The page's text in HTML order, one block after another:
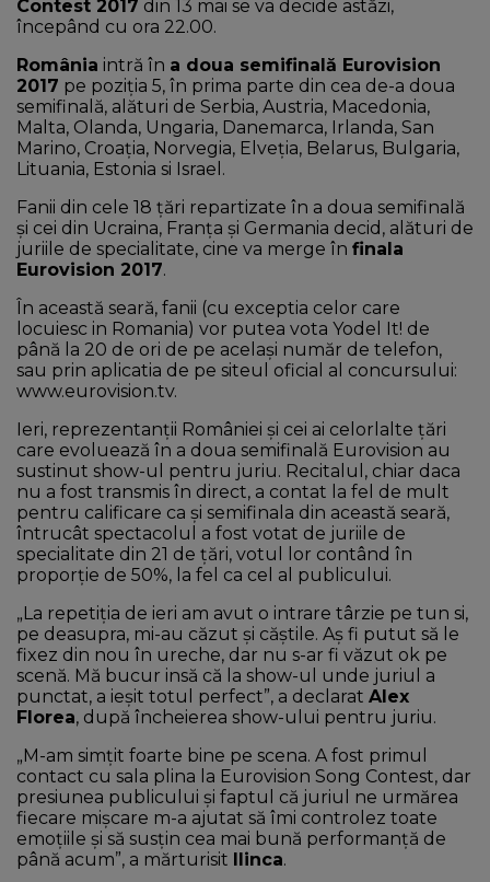
Contest 2017 din 13 mai se va decide astăzi,
începând cu ora 22.00.
România intră în a doua semifinală Eurovision
2017 pe poziția 5, în prima parte din cea de-a doua
semifinală, alături de Serbia, Austria, Macedonia,
Malta, Olanda, Ungaria, Danemarca, Irlanda, San
Marino, Croaţia, Norvegia, Elveţia, Belarus, Bulgaria,
Lituania, Estonia si Israel.
Fanii din cele 18 ţări repartizate în a doua semifinală
şi cei din Ucraina, Franţa şi Germania decid, alături de
juriile de specialitate, cine va merge în finala
Eurovision 2017.
În această seară, fanii (cu exceptia celor care
locuiesc in Romania) vor putea vota Yodel It! de
până la 20 de ori de pe același număr de telefon,
sau prin aplicatia de pe siteul oficial al concursului:
www.eurovision.tv.
Ieri, reprezentanții României și cei ai celorlalte țări
care evoluează în a doua semifinală Eurovision au
sustinut show-ul pentru juriu. Recitalul, chiar daca
nu a fost transmis în direct, a contat la fel de mult
pentru calificare ca și semifinala din această seară,
întrucât spectacolul a fost votat de juriile de
specialitate din 21 de țări, votul lor contând în
proporție de 50%, la fel ca cel al publicului.
„La repetiţia de ieri am avut o intrare târzie pe tun si,
pe deasupra, mi-au căzut şi căştile. Aş fi putut să le
fixez din nou în ureche, dar nu s-ar fi văzut ok pe
scenă. Mă bucur insă că la show-ul unde juriul a
punctat, a ieşit totul perfect”, a declarat Alex
Florea, după încheierea show-ului pentru juriu.
„M-am simţit foarte bine pe scena. A fost primul
contact cu sala plina la Eurovision Song Contest, dar
presiunea publicului şi faptul că juriul ne urmărea
fiecare mişcare m-a ajutat să îmi controlez toate
emoţiile şi să susţin cea mai bună performanţă de
până acum”, a mărturisit Ilinca.